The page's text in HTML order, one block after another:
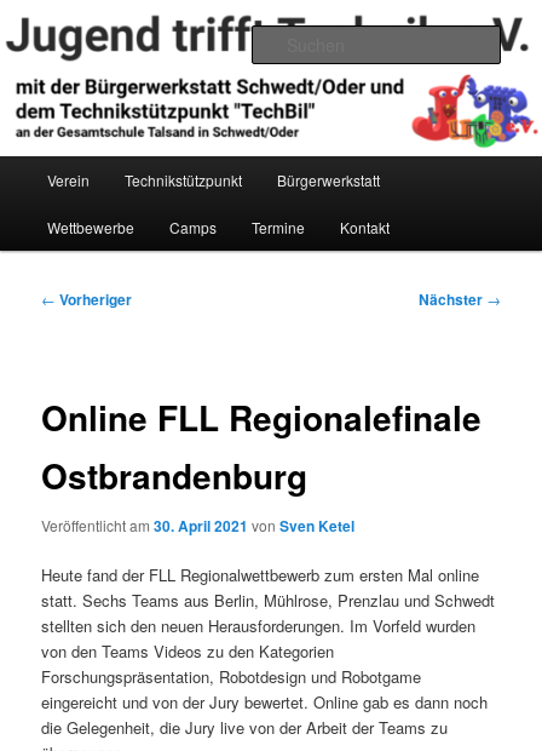
Zum
primären
springenJugend trifft Technik e.V.
Verein Technikstützpunkt Bürgerwerkstatt
Wettbewerbe Camps Termine Kontakt
Beitragsnavigation
← Vorheriger Nächster →
Online FLL Regionalefinale
Ostbrandenburg
Veröffentlicht am30. April 2021 vonSven Ketel
Heute fand der FLL Regionalwettbewerb zum ersten Mal online
statt. Sechs Teams aus Berlin, Mühlrose, Prenzlau und Schwedt
stellten sich den neuen Herausforderungen. Im Vorfeld wurden
von den Teams Videos zu den Kategorien
Forschungspräsentation, Robotdesign und Robotgame
eingereicht und von der Jury bewertet. Online gab es dann noch
die Gelegenheit, die Jury live von der Arbeit der Teams zu